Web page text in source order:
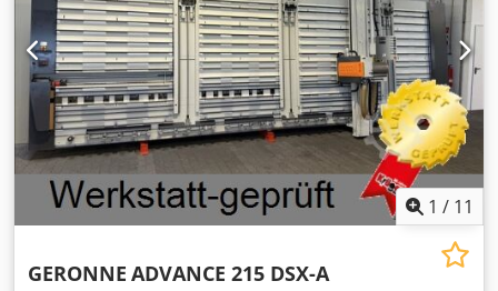
1 / 11
GERONNE ADVANCE 215 DSX-A